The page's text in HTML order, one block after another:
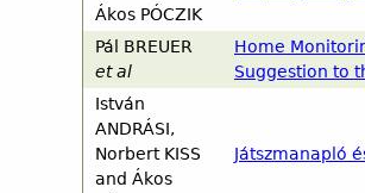
Ákos PÓCZIK
Pál
BREUER
et al
Home
Suggestion to
István
ANDRÁSI,
Norbert KISS
and Ákos
Játszmanapló